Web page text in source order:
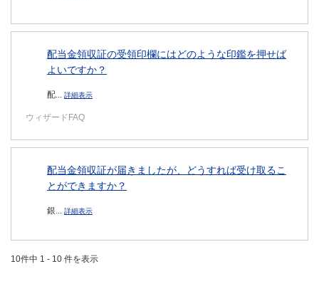
配当金領収証の受領印欄にはどのような印鑑を押せば
よいですか？
配... 詳細表示
ウィザードFAQ
配当金領収証が届きましたが、どうすれば受け取るこ
とができますか？
銀... 詳細表示
10件中 1 - 10 件を表示